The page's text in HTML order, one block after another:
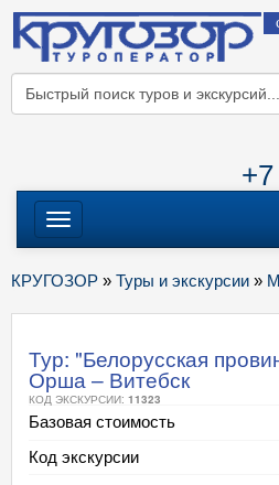
Меню
КРУГОЗОР » Туры и экскурсии »
Тур: "Белорусская
Орша – Витебск
КОД ЭКСКУРСИИ: 11323
Базовая стоимость
Код экскурсии